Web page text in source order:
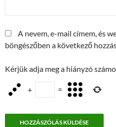
A nevem, e-mail címem, és
böngészőben a következő
Kérjük adja meg a hiányzó
+ =